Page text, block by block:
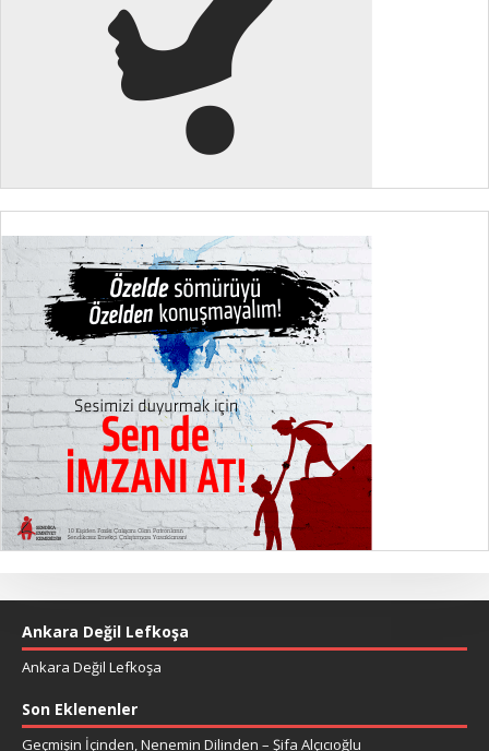
Ankara Değil Lefkoşa
Ankara Değil Lefkoşa
Son Eklenenler
Geçmişin İçinden, Nenemin Dilinden – Şifa Alçıcıoğlu